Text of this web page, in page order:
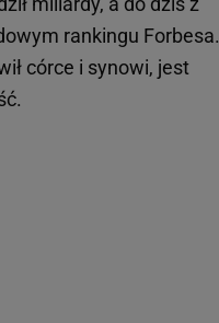
rankingu Forbesa.
córce i synowi, jest